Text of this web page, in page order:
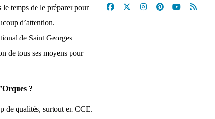
temps de le préparer pour
d’attention.
de Saint Georges
de tous ses moyens pour
?
de qualités, surtout en CCE.